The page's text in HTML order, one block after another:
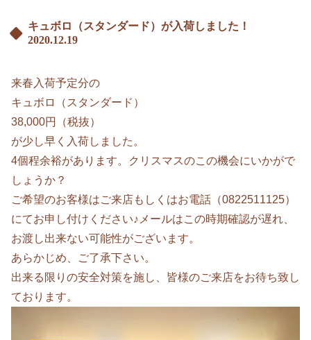
キュボロ（スタンダード）が入荷しました！
2020.12.19
来春入荷予定分の
キュボロ（スタンダード）
38,000円（税抜）
が少し早く入荷しました。
4個程余裕があります。クリスマスのこの機会にいかがで
しょうか？
ご希望のお客様はご来店もしくはお電話（0822511125）
にてお申し付けください♪メールはこの時期確認が遅れ、
お渡し出来ない可能性がございます。
あらかじめ、ご了承下さい。
出来る限りの安全対策を施し、皆様のご来店をお待ち致し
ております。